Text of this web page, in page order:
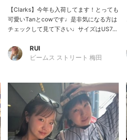
【Clarks】今年も入荷してます！とっても
可愛いTanとcowです♩是非気になる方は
チェックして見て下さい♩サイズはUS7...
RUI
ビームス ストリート 梅田